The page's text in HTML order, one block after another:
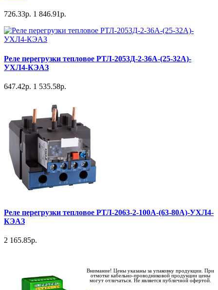
726.33р. 1 846.91р.
Реле перегрузки тепловое РТЛ-2053Д-2-36А-(25-32А)-
УХЛ4-КЭАЗ
647.42р. 1 535.58р.
Реле перегрузки тепловое РТЛ-2063-2-100А-(63-80А)-УХЛ4-
КЭАЗ
2 165.85р.
Внимание! Цены указаны за упаковку продукции. При
отмотке кабельно-проводниковой продукции цены
могут отличаться. Не является публичной офертой.